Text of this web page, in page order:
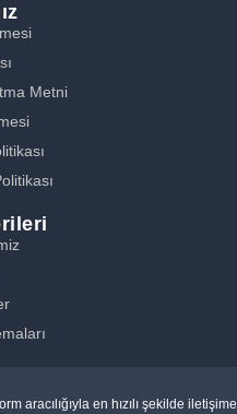
Metni
aracılığıyla en hızılı şekilde iletişime